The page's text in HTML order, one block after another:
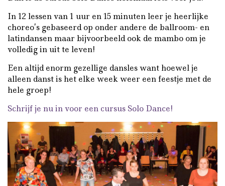
In 12 lessen van 1 uur en 15 minuten leer je heerlijke
choreo’s gebaseerd op onder andere de ballroom- en
latindansen maar bijvoorbeeld ook de mambo om je
volledig in uit te leven!
Een altijd enorm gezellige dansles want hoewel je
alleen danst is het elke week weer een feestje met de
hele groep!
Schrijf je nu in voor een cursus Solo Dance!